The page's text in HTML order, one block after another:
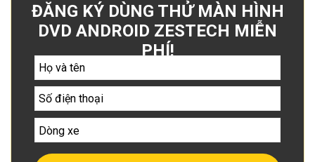
ĐĂNG KÝ DÙNG THỬ MÀN HÌNH
DVD ANDROID ZESTECH MIỄN
PHÍ!